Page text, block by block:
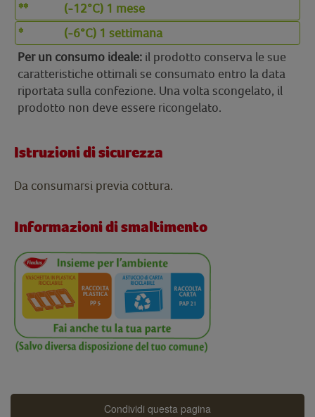
**
(-12°C) 1 mese
*
(-6°C) 1 settimana
Per un consumo ideale: il prodotto conserva le sue
caratteristiche ottimali se consumato entro la data
riportata sulla confezione. Una volta scongelato, il
prodotto non deve essere ricongelato.
Istruzioni di sicurezza
Da consumarsi previa cottura.
Informazioni di smaltimento
Condividi questa pagina